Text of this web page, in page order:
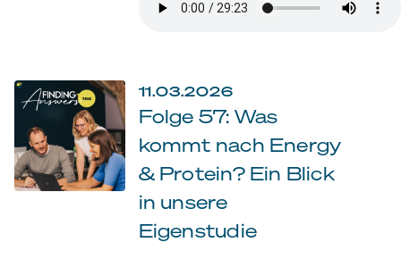
11.03.2026
Folge 57: Was
kommt nach Energy
& Protein? Ein Blick
in unsere
Eigenstudie